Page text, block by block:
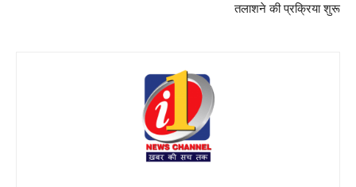
तलाशने की प्रक्रिया शुरू